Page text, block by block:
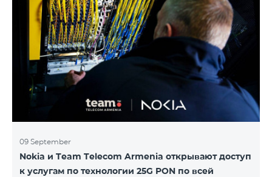
09 September
Nokia и Team Telecom Armenia открывают доступ
к услугам по технологии 25G PON по всей